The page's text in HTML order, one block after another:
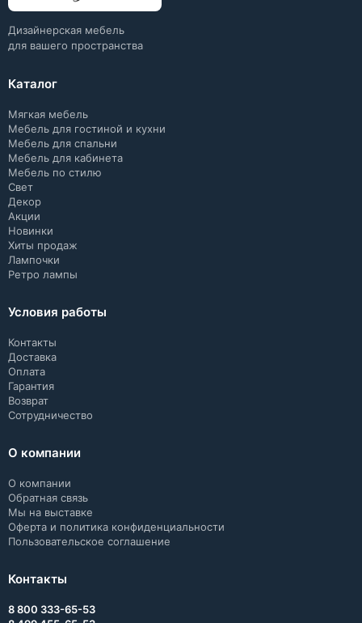
Дизайнерская мебель
для вашего пространства
Каталог
Мягкая мебель
Мебель для гостиной и кухни
Мебель для спальни
Мебель для кабинета
Мебель по стилю
Свет
Декор
Акции
Новинки
Хиты продаж
Лампочки
Ретро лампы
Условия работы
Контакты
Доставка
Оплата
Гарантия
Возврат
Сотрудничество
О компании
О компании
Обратная связь
Мы на выставке
Оферта и политика конфиденциальности
Пользовательское соглашение
Контакты
8 800 333-65-53